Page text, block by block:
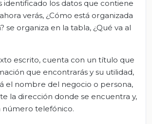
identificado los datos que contiene
verás, ¿Cómo está organizada
se organiza en la tabla, ¿Qué va al
escrito, cuenta con un título que
que encontrarás y su utilidad,
el nombre del negocio o persona,
la dirección donde se encuentra y,
número telefónico.